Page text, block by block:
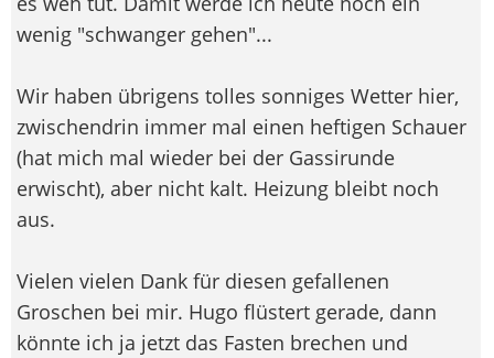
wenig "schwanger gehen"...
Wir haben übrigens tolles sonniges Wetter hier,
zwischendrin immer mal einen heftigen Schauer
(hat mich mal wieder bei der Gassirunde
erwischt), aber nicht kalt. Heizung bleibt noch
aus.
Vielen vielen Dank für diesen gefallenen
Groschen bei mir. Hugo flüstert gerade, dann
könnte ich ja jetzt das Fasten brechen und